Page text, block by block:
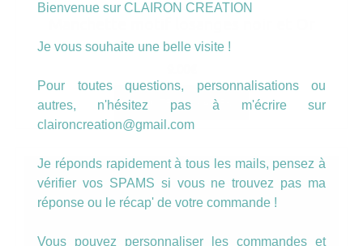
AJOUTER AU PANIER
Bienvenue sur CLAIRON CREATION
Je vous souhaite une belle visite !
Pour toutes questions, personnalisations ou
autres, n'hésitez pas à m'écrire sur
claironcreation@gmail.com
Je réponds rapidement à tous les mails, pensez à
vérifier vos SPAMS si vous ne trouvez pas ma
réponse ou le récap' de votre commande !
Vous pouvez personnaliser les commandes et